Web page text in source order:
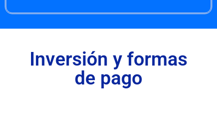
Inversión y formas
de pago